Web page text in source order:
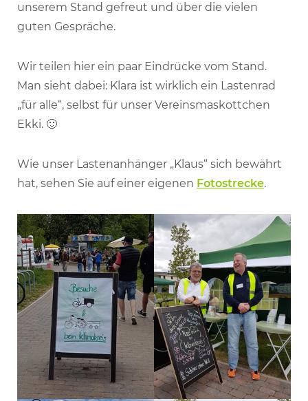
unserem Stand gefreut und über die vielen
guten Gespräche.
Wir teilen hier ein paar Eindrücke vom Stand.
Man sieht dabei: Klara ist wirklich ein Lastenrad
„für alle“, selbst für unser Vereinsmaskottchen
Ekki. 🙂
Wie unser Lastenanhänger „Klaus“ sich bewährt
hat, sehen Sie auf einer eigenen Fotostrecke.